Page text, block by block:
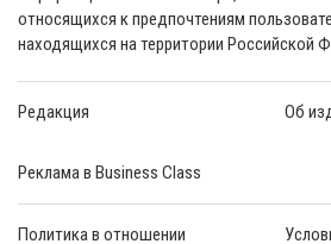
относящихся к предпочтениям
находящихся на территории Российской
Редакция Об
Реклама в Business Class
Политика в отношении